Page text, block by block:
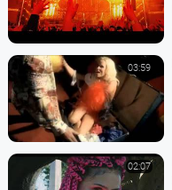
03:59
02:07